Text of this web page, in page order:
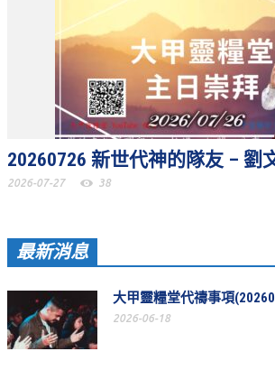
教會節慶_2026年
教會節慶_2025年
教會節慶_2024年
教會節慶_2023年
教會節慶_2022年
教會節慶_2021年
教會節慶_2019年
教會節慶_2017年
教會節慶_2016年
20260726 新世代神的隊友 – 劉
2026-07-27 38
最新消息
大甲靈糧堂代禱事項
2026-06-18